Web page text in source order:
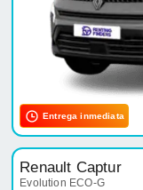
Entrega inmediata
Renault Captur
Evolution ECO-G